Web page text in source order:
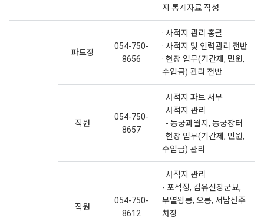
지 통계자료 작성
파트장
054-750-
8656
· 사적지 관리 총괄
· 사적지 및 인력관리 전반
· 현장 업무(기간제, 민원,
수입금) 관리 전반
직원
054-750-
8657
· 사적지 파트 서무
· 사적지 관리
- 동궁과월지, 동궁장터
· 현장 업무(기간제, 민원,
수입금) 관리
직원
054-750-
8612
· 사적지 관리
- 포석정, 김유신장군묘,
무열왕릉, 오릉, 서남산주
차장